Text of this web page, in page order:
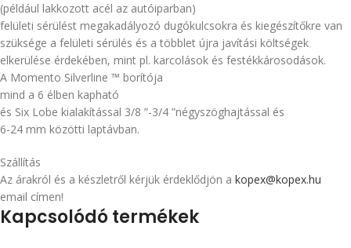
(például lakkozott acél az autóiparban)
felületi sérülést megakadályozó dugókulcsokra és kiegészítőkre van
szüksége a felületi sérülés és a többlet újra javítási költségek
elkerülése érdekében, mint pl. karcolások és festékkárosodások.
A Momento Silverline ™ borítója
mind a 6 élben kapható
és Six Lobe kialakítással 3/8 ”-3/4 ”négyszöghajtással és
6-24 mm közötti laptávban.
Szállítás
Az árakról és a készletről kérjük érdeklődjön a kopex@kopex.hu
email címen!
Kapcsolódó termékek